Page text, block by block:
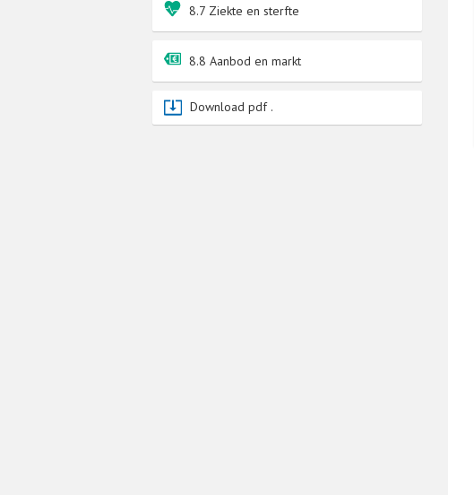
8.7 Ziekte en sterfte
8.8 Aanbod en markt
Download pdf .